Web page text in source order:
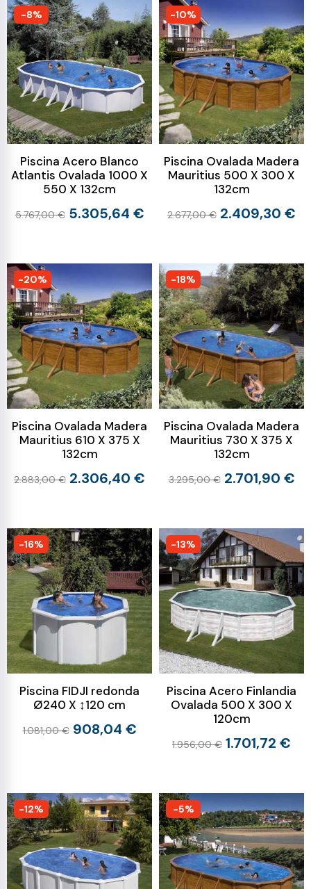
-8%
Piscina Acero Blanco
Atlantis Ovalada 1000 X
550 X 132cm
5.767,00 € 5.305,64 €
-10%
Piscina Ovalada Madera
Mauritius 500 X 300 X
132cm
2.677,00 € 2.409,30 €
-20%
Piscina Ovalada Madera
Mauritius 610 X 375 X
132cm
2.883,00 € 2.306,40 €
-18%
Piscina Ovalada Madera
Mauritius 730 X 375 X
132cm
3.295,00 € 2.701,90 €
-16%
Piscina FIDJI redonda
Ø240 X ↕120 cm
1.081,00 € 908,04 €
-13%
Piscina Acero Finlandia
Ovalada 500 X 300 X
120cm
1.956,00 € 1.701,72 €
-12% -5%